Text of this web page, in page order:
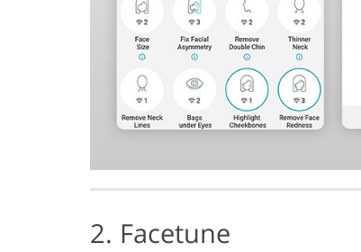
2. Facetune